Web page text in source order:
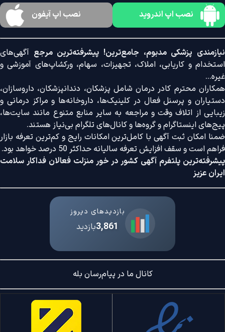
نصب اپ اندروید نصب اپ آیفون
نیازمندی پزشکی مدبوم، جامع‌ترین! پیشرفته‌ترین مرجع آگهی‌های
استخدام و کاریابی، املاک، تجهیزات، سهام، ورکشاپ‌های آموزشی و
غیره...
همکاران محترم کادر درمان شامل پزشکان، دندانپزشکان، داروسازان،
دستیاران و پرسنل فعال در کلینیک‌ها، داروخانه‌ها و مراکز درمانی و
زیبایی از اتلاف وقت و مراجعه به سایر منابع متنوع مانند سایت‌ها،
پیج‌های اینستاگرام و گروه‌ها و کانال‌های تلگرام بی‌نیاز هستند.
ضمنا امکان ثبت آگهی با کامل‌ترین امکانات رایج و کم‌ترین تعرفه بازار
فراهم است و سقف افزایش تعرفه سالیانه حداکثر 50 درصد خواهد بود.
پیشرفته‌ترین پلتفرم آگهی کشور در خور منزلت فعالان فداکار سلامت
ایران عزیز
بازدیدهای دیروز
3,861بازدید
کانال ما در پیام‌رسان بله